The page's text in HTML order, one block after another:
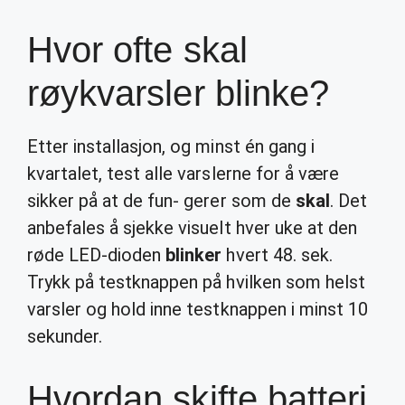
Hvor ofte skal
røykvarsler blinke?
Etter installasjon, og minst én gang i
kvartalet, test alle varslerne for å være
sikker på at de fun- gerer som de skal. Det
anbefales å sjekke visuelt hver uke at den
røde LED-dioden blinker hvert 48. sek.
Trykk på testknappen på hvilken som helst
varsler og hold inne testknappen i minst 10
sekunder.